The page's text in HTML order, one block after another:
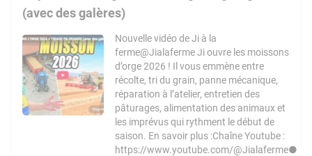
(avec des galères)
Nouvelle vidéo de Ji à la
ferme@Jialaferme Ji ouvre les moissons
d’orge 2026 ! Il vous emmène entre
récolte, tri du grain, panne mécanique,
réparation à l’atelier, entretien des
pâturages, alimentation des animaux et
les imprévus qui rythment le début de
saison. En savoir plus :Chaîne Youtube :
https://www.youtube.com/@Jialaferme●